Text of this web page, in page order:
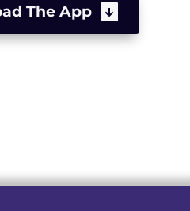
The App